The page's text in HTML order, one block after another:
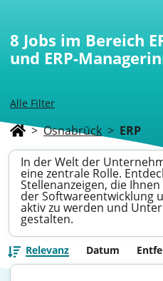
Alle Filter
8 Jobs im Bereich
und ERP-
> Osnabrück > ERP
In der Welt der
eine zentrale Rolle.
Stellenanzeigen, die
der Softwareentwicklung
aktiv zu werden und
gestalten.
Relevanz Datum